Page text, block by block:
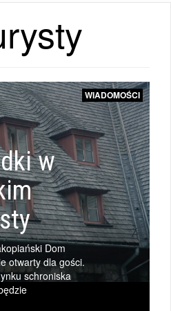
WIADOMOŚCI
w
Dom
otwarty dla gości.
schroniska